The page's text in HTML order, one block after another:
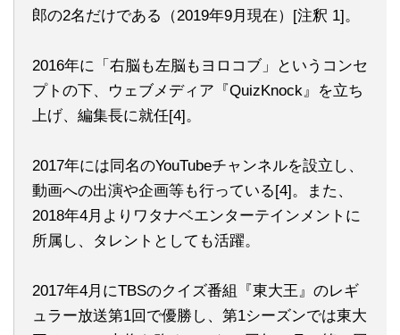
郎の2名だけである（2019年9月現在）[注釈 1]。
2016年に「右脳も左脳もヨロコブ」というコンセ
プトの下、ウェブメディア『QuizKnock』を立ち
上げ、編集長に就任[4]。
2017年には同名のYouTubeチャンネルを設立し、
動画への出演や企画等も行っている[4]。また、
2018年4月よりワタナベエンターテインメントに
所属し、タレントとしても活躍。
2017年4月にTBSのクイズ番組『東大王』のレギ
ュラー放送第1回で優勝し、第1シーズンでは東大